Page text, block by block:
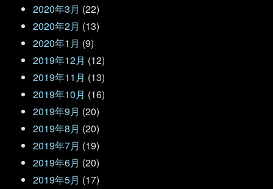
2020年3月 (22)
2020年2月 (13)
2020年1月 (9)
2019年12月 (12)
2019年11月 (13)
2019年10月 (16)
2019年9月 (20)
2019年8月 (20)
2019年7月 (19)
2019年6月 (20)
2019年5月 (17)